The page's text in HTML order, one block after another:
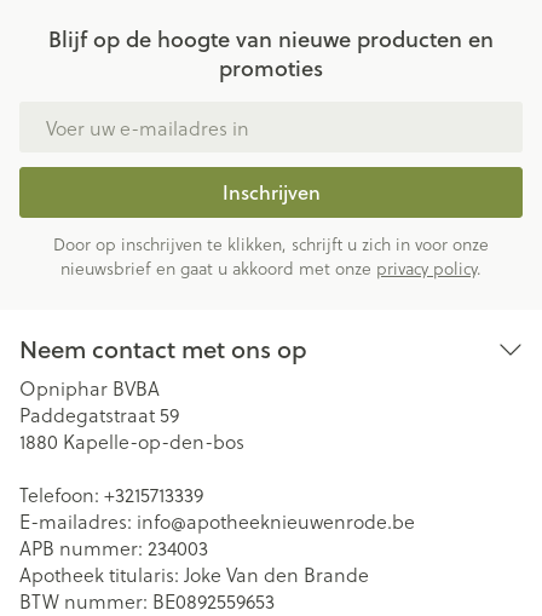
Blijf op de hoogte van nieuwe producten en
promoties
Inschrijven
Door op inschrijven te klikken, schrijft u zich in voor onze
nieuwsbrief en gaat u akkoord met onze privacy policy.
Neem contact met ons op
Opniphar BVBA
Paddegatstraat 59
1880 Kapelle-op-den-bos
Telefoon: +3215713339
E-mailadres: info@apotheeknieuwenrode.be
APB nummer: 234003
Apotheek titularis: Joke Van den Brande
BTW nummer: BE0892559653